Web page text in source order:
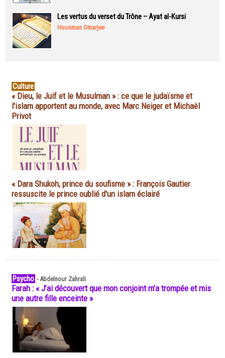
Les vertus du verset du Trône – Ayat al-Kursi
Housman Omarjee
Culture
« Dieu, le Juif et le Musulman » : ce que le judaïsme et
l'islam apportent au monde, avec Marc Neiger et Michaël
Privot
« Dara Shukoh, prince du soufisme » : François Gautier
ressuscite le prince oublié d'un islam éclairé
Psycho -Abdelnour Zahrali
Farah : « J’ai découvert que mon conjoint m’a trompée et mis
une autre fille enceinte »